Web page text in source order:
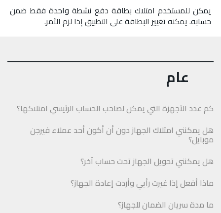
يمكن للمستخدم امتلاك بطاقة دفع نشطة واحدة فقط ضمن
حسابه. يمكنه تغيير البطاقة على التطبيق إذا لزم الأمر.
عام
كم عدد الأجهزة التي يمكن لصاحب الحساب الرئيسي امتلاكها؟
هل يمكنني امتلاك الجهاز دون أن أكون أحد عملاء فيرجن
موبايل؟
هل يمكنني تحويل الجهاز تحت حساب آخر؟
ماذا أفعل إذا غيرت رأيي وأردت إعادة الجهاز؟
ما مدة سريان الضمان للجهاز؟